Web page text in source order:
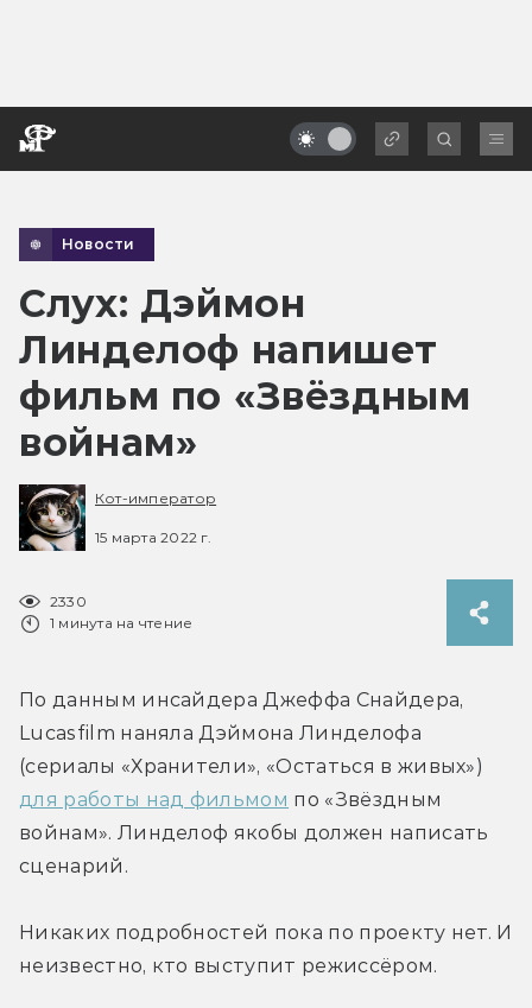
Новости
Слух: Дэймон
Линделоф напишет
фильм по «Звёздным
войнам»
Кот-император
15 марта 2022 г.
2330
1 минута на чтение
По данным инсайдера Джеффа Снайдера,
Lucasfilm наняла Дэймона Линделофа
для работы над фильмом по «Звёздным
войнам». Линделоф якобы должен написать
сценарий.
Никаких подробностей пока по проекту нет. И
неизвестно, кто выступит режиссёром.